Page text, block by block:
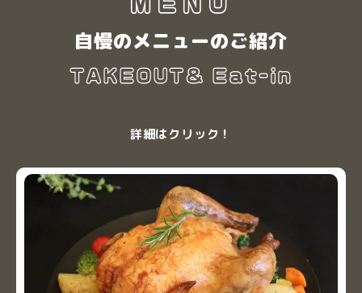
自慢のメニューのご紹介
TAKEOUT＆ Eat-in
詳細はクリック！